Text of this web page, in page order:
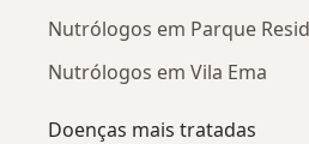
Nutrólogos em Parque
Nutrólogos em Vila Ema
Doenças mais tratadas